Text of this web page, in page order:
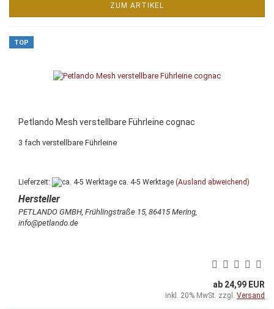
ZUM ARTIKEL
TOP
Petlando Mesh verstellbare Führleine cognac
3 fach verstellbare Führleine
Lieferzeit: ca. 4-5 Werktage (Ausland abweichend)
PETLANDO GMBH, Frühlingstraße 15, 86415 Mering,
info@petlando.de
ab 24,99 EUR
inkl. 20% MwSt. zzgl. Versand